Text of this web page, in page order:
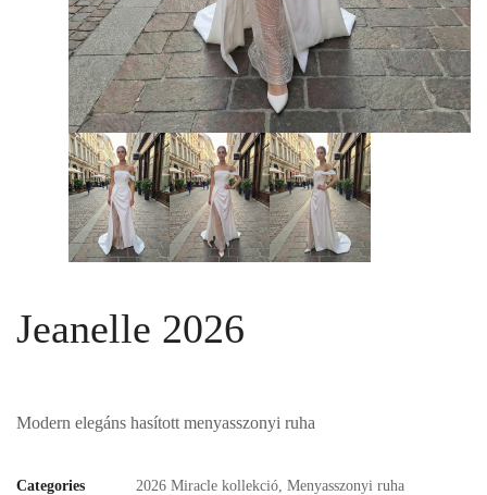
Jeanelle 2026
Modern elegáns hasított menyasszonyi ruha
Categories 2026 Miracle kollekció Menyasszonyi ruha